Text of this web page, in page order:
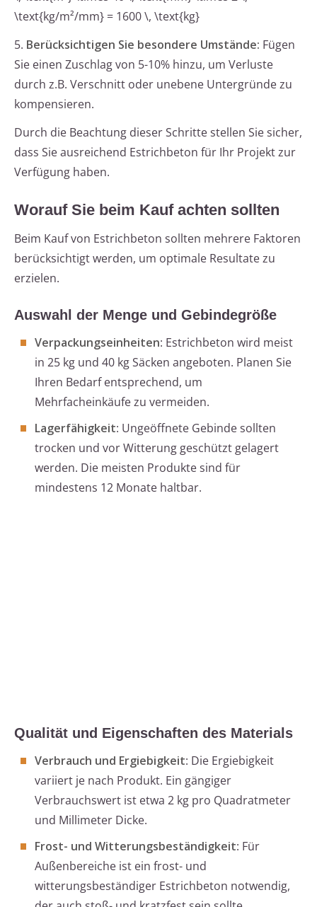
\text{kg/m²/mm} = 1600 \, \text{kg}
5. Berücksichtigen Sie besondere Umstände: Fügen
Sie einen Zuschlag von 5-10% hinzu, um Verluste
durch z.B. Verschnitt oder unebene Untergründe zu
kompensieren.
Durch die Beachtung dieser Schritte stellen Sie sicher,
dass Sie ausreichend Estrichbeton für Ihr Projekt zur
Verfügung haben.
Worauf Sie beim Kauf achten sollten
Beim Kauf von Estrichbeton sollten mehrere Faktoren
berücksichtigt werden, um optimale Resultate zu
erzielen.
Auswahl der Menge und Gebindegröße
Verpackungseinheiten: Estrichbeton wird meist
in 25 kg und 40 kg Säcken angeboten. Planen Sie
Ihren Bedarf entsprechend, um
Mehrfacheinkäufe zu vermeiden.
Lagerfähigkeit: Ungeöffnete Gebinde sollten
trocken und vor Witterung geschützt gelagert
werden. Die meisten Produkte sind für
mindestens 12 Monate haltbar.
Qualität und Eigenschaften des Materials
Verbrauch und Ergiebigkeit: Die Ergiebigkeit
variiert je nach Produkt. Ein gängiger
Verbrauchswert ist etwa 2 kg pro Quadratmeter
und Millimeter Dicke.
Frost- und Witterungsbeständigkeit: Für
Außenbereiche ist ein frost- und
witterungsbeständiger Estrichbeton notwendig,